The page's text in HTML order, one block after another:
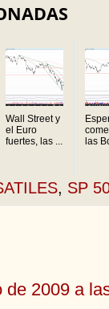
Wall Street y
el Euro
fuertes, las ...
las
, SP
de 2009 a